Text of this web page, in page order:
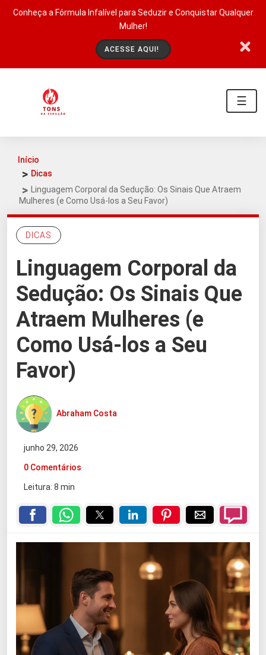
Conheça a Fórmula Infalível para Seduzir e Conquistar Qualquer
Mulher!
ACESSE AQUI!
☰
Início
Dicas
Linguagem Corporal da Sedução: Os Sinais Que Atraem
Mulheres (e Como Usá-los a Seu Favor)
DICAS
Linguagem Corporal da
Sedução: Os Sinais Que
Atraem Mulheres (e
Como Usá-los a Seu
Favor)
Abraham Costa
junho 29, 2026
0 Comentários
Leitura: 8 min